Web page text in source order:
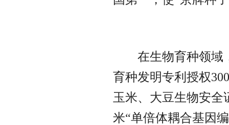
育种发明专利授权
玉米、大豆生物安全
米“单倍体耦合基因